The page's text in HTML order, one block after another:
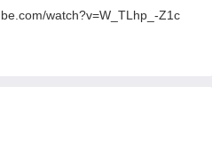
watch?v=W_TLhp_-Z1c